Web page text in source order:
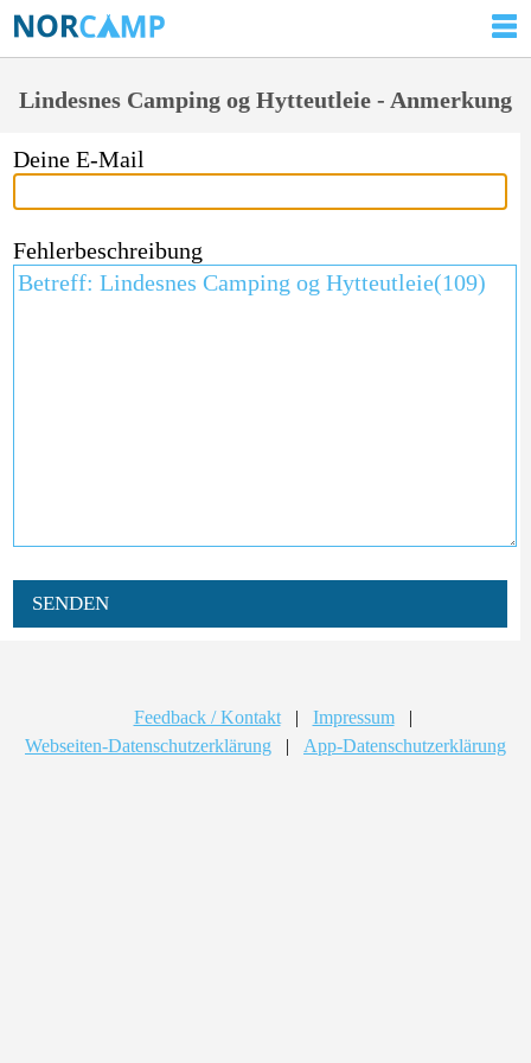
Lindesnes Camping og Hytteutleie - Anmerkung
Deine E-Mail
Fehlerbeschreibung
SENDEN
Feedback / Kontakt | Impressum
|
Webseiten-Datenschutzerklärung
| App-Datenschutzerklärung